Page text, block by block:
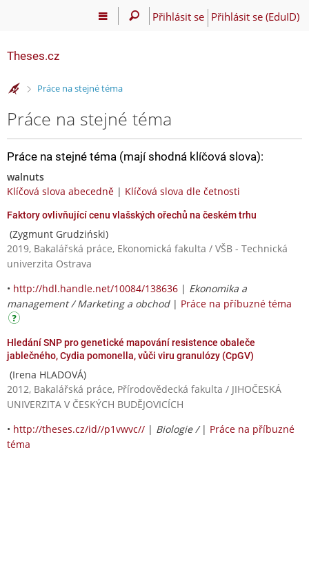
Přihlásit se Přihlásit se (EduID)
Theses.cz
>Práce na stejné téma
Práce na stejné téma
Práce na stejné téma (mají shodná klíčová slova):
walnuts
Klíčová slova abecedně | Klíčová slova dle četnosti
Faktory ovlivňující cenu vlašských ořechů na českém trhu
(Zygmunt Grudziński)
2019, Bakalářská práce, Ekonomická fakulta / VŠB - Technická
univerzita Ostrava
• http://hdl.handle.net/10084/138636 | Ekonomika a
management / Marketing a obchod| Práce na příbuzné téma
Hledání SNP pro genetické mapování resistence obaleče
jablečného, Cydia pomonella, vůči viru granulózy (CpGV)
(Irena HLADOVÁ)
2012, Bakalářská práce, Přírodovědecká fakulta / JIHOČESKÁ
UNIVERZITA V ČESKÝCH BUDĚJOVICÍCH
• http://theses.cz/id//p1vwvc// | Biologie / | Práce na příbuzné
téma